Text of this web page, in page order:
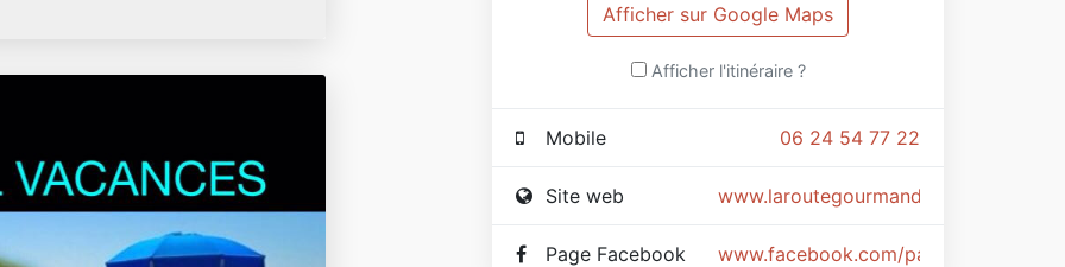
Afficher sur Google Maps
Afficher l'itinéraire ?
06 24 54 77 22
Mobile
www.laroutegourmande.jimdo.com
Site web
www.facebook.com/pages/La-
Page Facebook